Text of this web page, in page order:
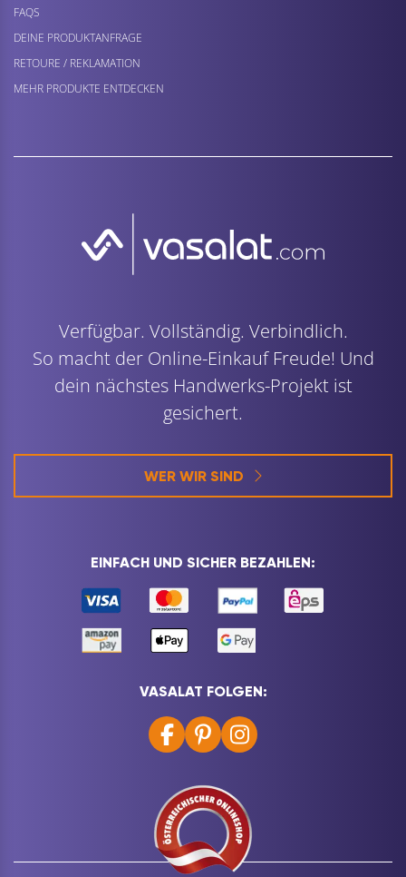
FAQS
DEINE PRODUKTANFRAGE
RETOURE / REKLAMATION
MEHR PRODUKTE ENTDECKEN
Verfügbar. Vollständig. Verbindlich.
So macht der Online-Einkauf Freude! Und
dein nächstes Handwerks-Projekt ist
gesichert.
WER WIR SIND
EINFACH UND SICHER BEZAHLEN:
VASALAT FOLGEN: